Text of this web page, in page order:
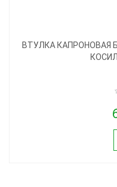
ВТУЛКА КАПРОНОВАЯ